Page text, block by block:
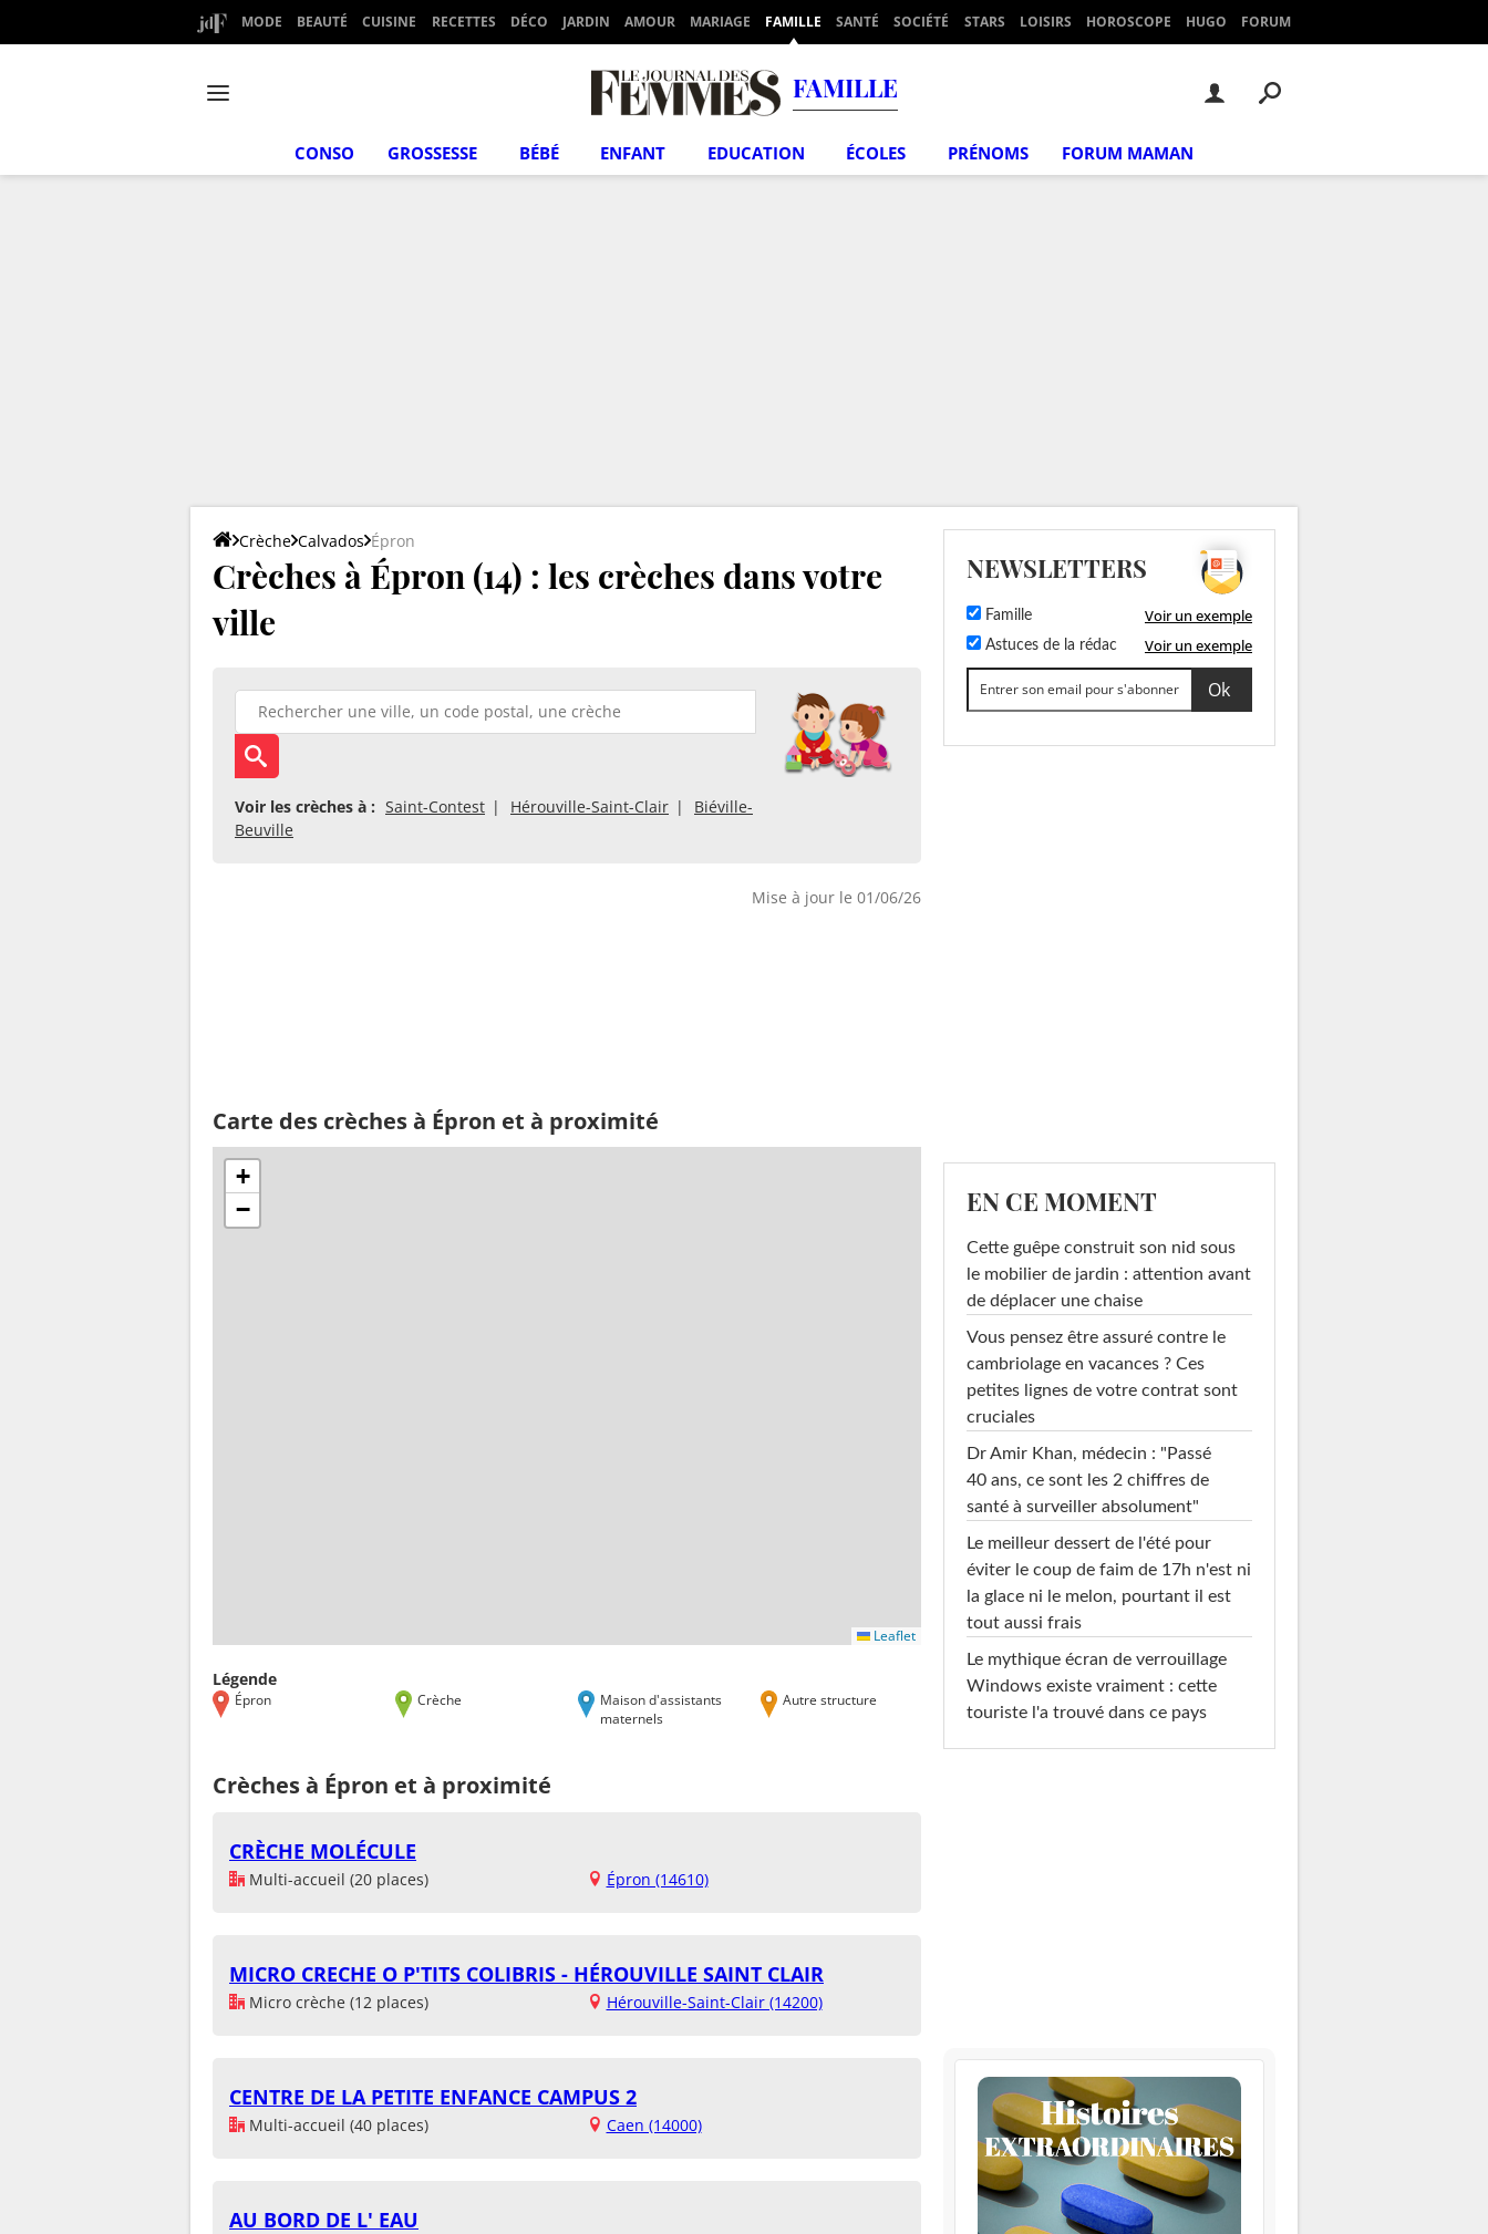
MODE BEAUTÉ CUISINE RECETTES DÉCO JARDIN AMOUR MARIAGE FAMILLE SANTÉ SOCIÉTÉ STARS LOISIRS HOROSCOPE HUGO FORUM
FAMILLE
CONSO GROSSESSE BÉBÉ ENFANT EDUCATION ÉCOLES PRÉNOMS FORUM MAMAN
Crèche Calvados Épron
Crèches à Épron (14) : les crèches dans votre
ville
Voir les crèches à : Saint-Contest Hérouville-Saint-Clair
Biéville-
Beuville
Mise à jour le 01/06/26
Carte des crèches à Épron et à proximité
+
−
Leaflet
Légende
Épron Crèche
Maison d'assistants
maternels
Autre structure
Crèches à Épron et à proximité
CRÈCHE MOLÉCULE
Multi-accueil (20 places) Épron (14610)
MICRO CRECHE O P'TITS COLIBRIS - HÉROUVILLE SAINT CLAIR
Micro crèche (12 places) Hérouville-Saint-Clair (14200)
CENTRE DE LA PETITE ENFANCE CAMPUS 2
Multi-accueil (40 places) Caen (14000)
AU BORD DE L' EAU
NEWSLETTERS
Famille Voir un exemple
Astuces de la rédac Voir un exemple
EN CE MOMENT
Cette guêpe construit son nid sous
le mobilier de jardin : attention avant
de déplacer une chaise
Vous pensez être assuré contre le
cambriolage en vacances ? Ces
petites lignes de votre contrat sont
cruciales
Dr Amir Khan, médecin : "Passé
40 ans, ce sont les 2 chiffres de
santé à surveiller absolument"
Le meilleur dessert de l'été pour
éviter le coup de faim de 17h n'est ni
la glace ni le melon, pourtant il est
tout aussi frais
Le mythique écran de verrouillage
Windows existe vraiment : cette
touriste l'a trouvé dans ce pays